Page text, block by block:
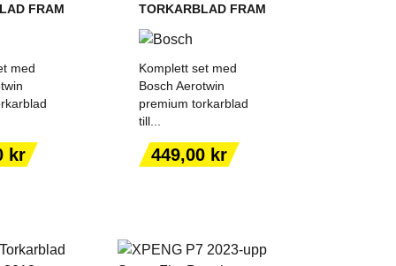
FRAM
med
kr
TORKARBLAD FRAM
Komplett set med
Bosch Aerotwin
premium torkarblad
till...
Pris
449,00 kr
VARUKORGEN